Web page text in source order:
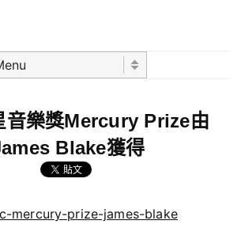
音樂獎Mercury Prize由
Blake獲得